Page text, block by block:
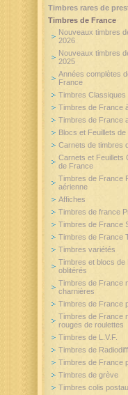
Timbres rares de
Timbres de France
Nouveaux timbres
2026
Nouveaux timbres
2025
Années complètes
France
Timbres Classiques
Timbres de France
Timbres de France
Blocs et Feuillets
Carnets de timbres
Carnets et Feuillets
de France
Timbres de France
aérienne
Affiches
Timbres de france
Timbres de France
Timbres de France
Timbres variétés
Timbres et blocs de
oblitérés
Timbres de France
charnières
Timbres de France
Timbres de France
rouges de roulettes
Timbres de L.V.F.
Timbres de
Timbres de France
Timbres de grève
Timbres colis